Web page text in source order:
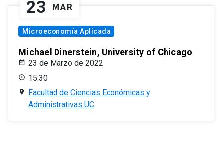
23 MAR
Microeconomía Aplicada
Michael Dinerstein, University of Chicago
23 de Marzo de 2022
15:30
Facultad de Ciencias Económicas y
Administrativas UC